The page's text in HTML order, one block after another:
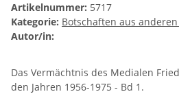
Artikelnummer: 5717
Kategorie: Botschaften aus
Autor/in:
Das Vermächtnis des Medialen
den Jahren 1956-1975 - Bd 1.